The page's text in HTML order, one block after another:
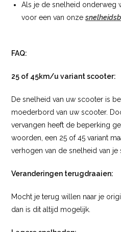
Als je de snelheid onderweg
voor een van onze
FAQ:
25 of 45km/u variant scooter:
De snelheid van uw scooter is
moederbord van uw scooter.
vervangen heeft de beperking
woorden, een 25 of 45 variant
verhogen van de snelheid van je
Veranderingen terugdraaien:
Mocht je terug willen naar je
dan is dit altijd mogelijk.